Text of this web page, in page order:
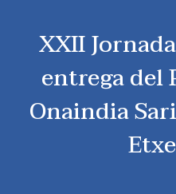
XXII
entrega del
Onaindia